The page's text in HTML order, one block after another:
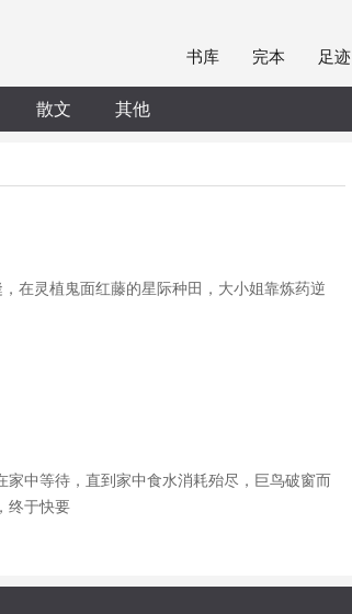
书库 完本 足迹
散文 其他
在灵植鬼面红藤的星际种田，大小姐靠炼药逆
中等待，直到家中食水消耗殆尽，巨鸟破窗而
终于快要